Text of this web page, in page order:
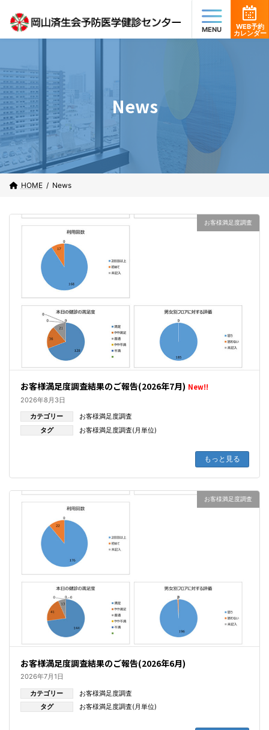
ン
ス
キ
ッ
プ
ー
ン
に
移
動
News
HOME News
お客様満足度調査
お客様満足度調査結果のご報告(2026年7月) New!!
2026年8月3日
カテゴリー
お客様満足度調査
タグ
お客様満足度調査(月単位)
もっと見る
お客様満足度調査
お客様満足度調査結果のご報告(2026年6月)
2026年7月1日
カテゴリー
お客様満足度調査
タグ
お客様満足度調査(月単位)
WEB予約
カレンダー